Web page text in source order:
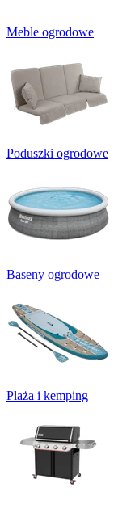
Meble ogrodowe
Poduszki ogrodowe
Baseny ogrodowe
Plaża i kemping